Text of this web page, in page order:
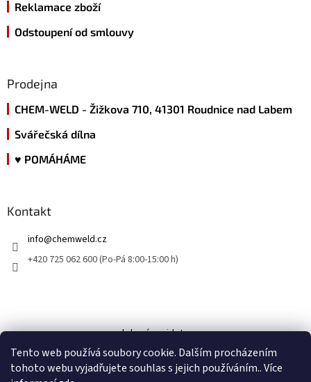
Tento web používá soubory cookie. Dalším procházením
tohoto webu vyjadřujete souhlas s jejich používáním.. Více
Reklamace zboží
Odstoupení od smlouvy
Prodejna
CHEM-WELD - Žižkova 710, 41301 Roudnice nad Labem
Svářečská dílna
♥ POMÁHÁME
Kontakt
info@chemweld.cz
+420 725 062 600 (Po-Pá 8:00-15:00 h)
kde nás najdete